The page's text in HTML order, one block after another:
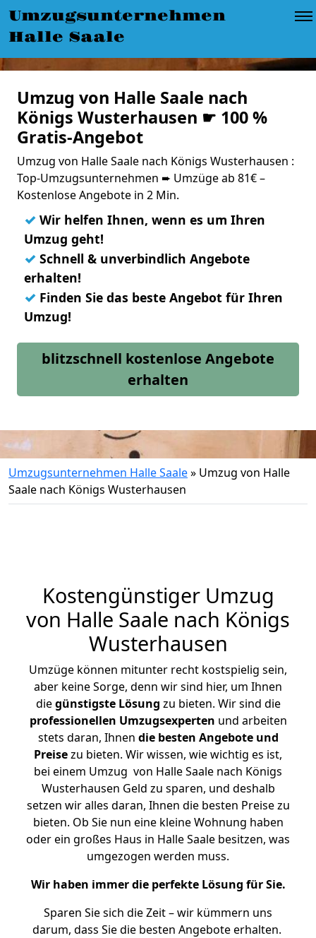
Umzugsunternehmen
Halle Saale
Umzug von Halle Saale nach
Königs Wusterhausen ☛ 100 %
Gratis-Angebot
Umzug von Halle Saale nach Königs Wusterhausen :
Top-Umzugsunternehmen ➨ Umzüge ab 81€ –
Kostenlose Angebote in 2 Min.
✓ Wir helfen Ihnen, wenn es um Ihren
Umzug geht!
✓ Schnell & unverbindlich Angebote
erhalten!
✓ Finden Sie das beste Angebot für Ihren
Umzug!
blitzschnell kostenlose Angebote
erhalten
Umzugsunternehmen Halle Saale» Umzug von Halle
Saale nach Königs Wusterhausen
Kostengünstiger Umzug
von Halle Saale nach Königs
Wusterhausen
Umzüge können mitunter recht kostspielig sein,
aber keine Sorge, denn wir sind hier, um Ihnen
diegünstigste Lösung zu bieten. Wir sind die
professionellen Umzugsexperten und arbeiten
stets daran, Ihnen die besten Angebote und
Preisezu bieten. Wir wissen, wie wichtig es ist,
bei einem Umzug von Halle Saale nach Königs
Wusterhausen Geld zu sparen, und deshalb
setzen wir alles daran, Ihnen die besten Preise zu
bieten. Ob Sie nun eine kleine Wohnung haben
oder ein großes Haus in Halle Saale besitzen, was
umgezogen werden muss.
Wir haben immer die perfekte Lösung für Sie.
Sparen Sie sich die Zeit – wir kümmern uns
darum, dass Sie die besten Angebote erhalten.